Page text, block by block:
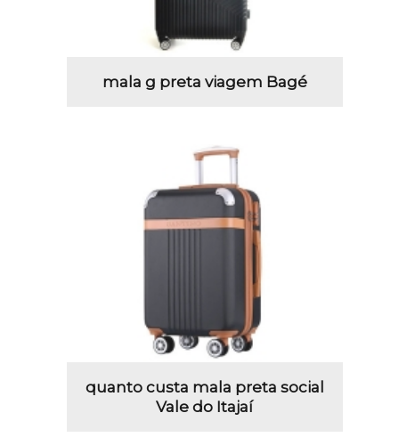
mala g preta viagem Bagé
quanto custa mala preta social
Vale do Itajaí